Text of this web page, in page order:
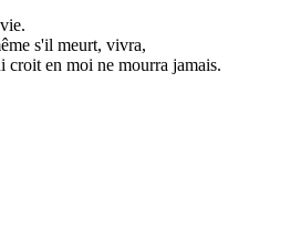
s'il meurt, vivra,
croit en moi ne mourra jamais.